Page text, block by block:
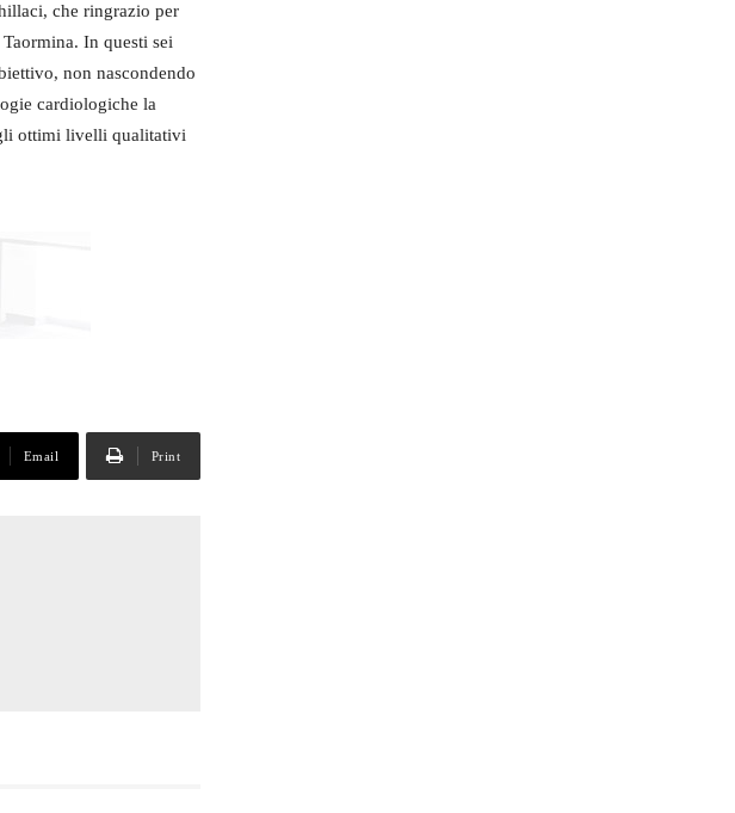
che ringrazio per
In questi sei
non nascondendo
cardiologiche la
ottimi livelli qualitativi
Email Print